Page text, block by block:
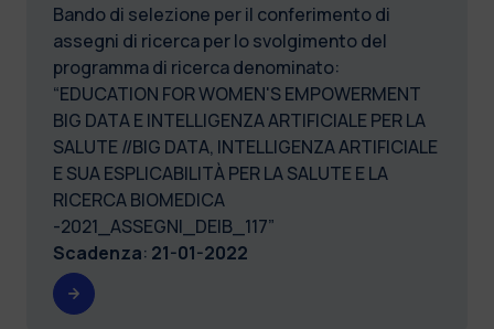
Bando di selezione per il conferimento di
assegni di ricerca per lo svolgimento del
programma di ricerca denominato:
“EDUCATION FOR WOMEN'S EMPOWERMENT
BIG DATA E INTELLIGENZA ARTIFICIALE PER LA
SALUTE //BIG DATA, INTELLIGENZA ARTIFICIALE
E SUA ESPLICABILITÀ PER LA SALUTE E LA
RICERCA BIOMEDICA
-2021_ASSEGNI_DEIB_117”
Scadenza: 21-01-2022